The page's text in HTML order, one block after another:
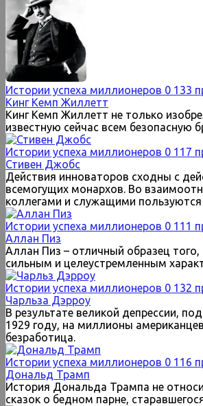
Истории успеха миллионеров 0 133
Кинг Кемп Жиллетт
Кинг Кемп Жиллетт не только
известную сейчас всем безопасную
Истории успеха миллионеров 0 117
Стивен Джобс
Действия инноваторов сходны с
всемогущих монархов. Во
коллегами и служащими пользуются
Истории успеха миллионеров 0 111
Аллан Пиз
Аллан Пиз – отличный образец того,
сильным и целеустремленным
Истории успеха миллионеров 0 132
Чарльза Дэрроу
В результате великой депрессии,
1929 году, на миллионы
безработица.
Истории успеха миллионеров 0 116
Дональд Трамп
История Дональда Трампа не
сказок о бедном парне,